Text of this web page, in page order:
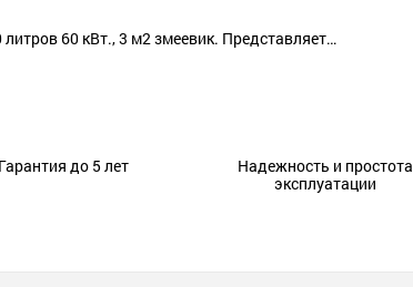
60 кВт., 3 м2 змеевик. Представляет…
Гарантия до 5 лет
Надежность и простота
эксплуатации